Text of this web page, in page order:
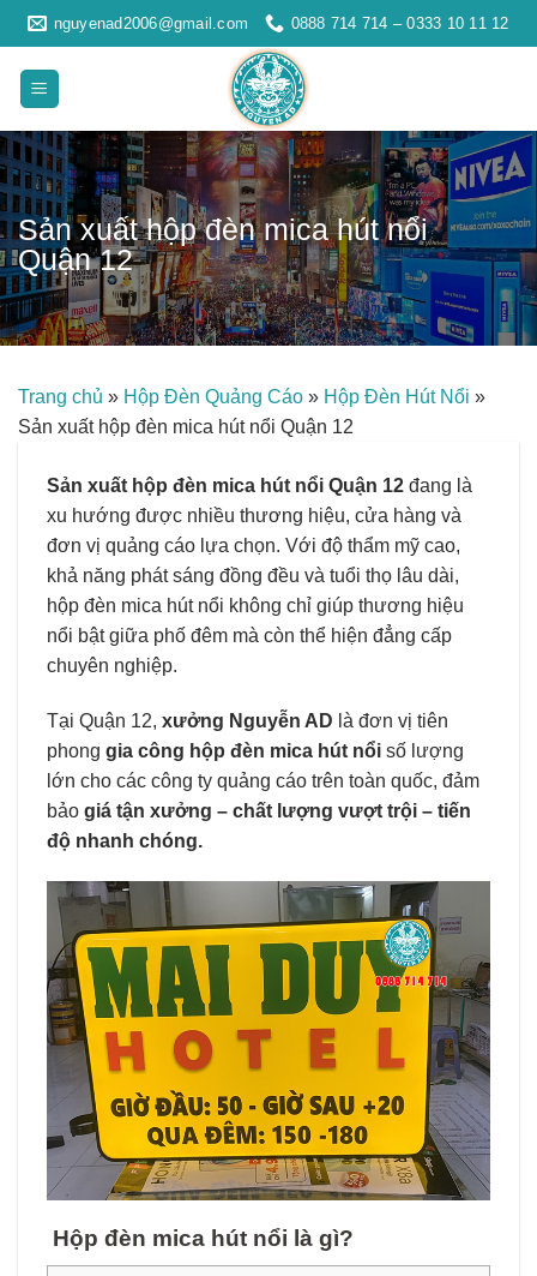
Skip
to
content
nguyenad2006@gmail.com 0888 714 714 – 0333 10 11 12
Sản xuất hộp đèn mica hút nổi
Quận 12
Trang chủ » Hộp Đèn Quảng Cáo » Hộp Đèn Hút Nổi »
Sản xuất hộp đèn mica hút nổi Quận 12
Sản xuất hộp đèn mica hút nổi Quận 12 đang là
xu hướng được nhiều thương hiệu, cửa hàng và
đơn vị quảng cáo lựa chọn. Với độ thẩm mỹ cao,
khả năng phát sáng đồng đều và tuổi thọ lâu dài,
hộp đèn mica hút nổi không chỉ giúp thương hiệu
nổi bật giữa phố đêm mà còn thể hiện đẳng cấp
chuyên nghiệp.
Tại Quận 12, xưởng Nguyễn AD là đơn vị tiên
phong gia công hộp đèn mica hút nổi số lượng
lớn cho các công ty quảng cáo trên toàn quốc, đảm
bảo giá tận xưởng – chất lượng vượt trội – tiến
độ nhanh chóng.
Hộp đèn mica hút nổi là gì?